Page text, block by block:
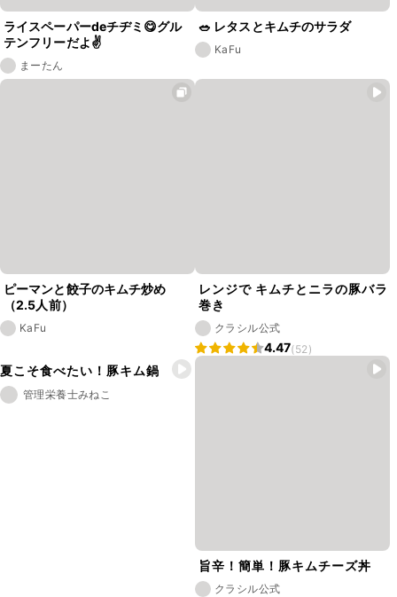
ライスペーパーdeチヂミ😋グル
テンフリーだよ✌️
まーたん
🥗 レタスとキムチのサラダ
KaFu
ピーマンと餃子のキムチ炒め
（2.5人前）
KaFu
レンジで キムチとニラの豚バラ
巻き
クラシル公式
4.47(52)
夏こそ食べたい！豚キム鍋
管理栄養士みねこ
旨辛！簡単！豚キムチーズ丼
クラシル公式